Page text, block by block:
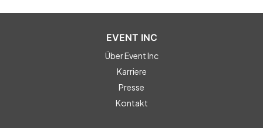
EVENT INC
Über Event Inc
Karriere
Presse
Kontakt